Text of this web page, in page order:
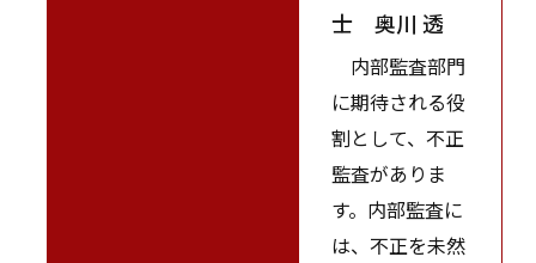
士 奥川 透
内部監査部門
に期待される役
割として、不正
監査がありま
す。内部監査に
は、不正を未然